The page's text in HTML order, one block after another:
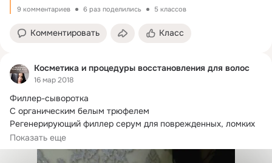
9 комментариев 6 раз поделились 5 классов
Комментировать Класс
Косметика и процедуры восстановления для волос
16 мар 2018
Филлер-сыворотка
C органическим белым трюфелем
Регенерирующий филлер серум для поврежденных, ломких
волос. Проникает глубоко в структуру...
Показать еще